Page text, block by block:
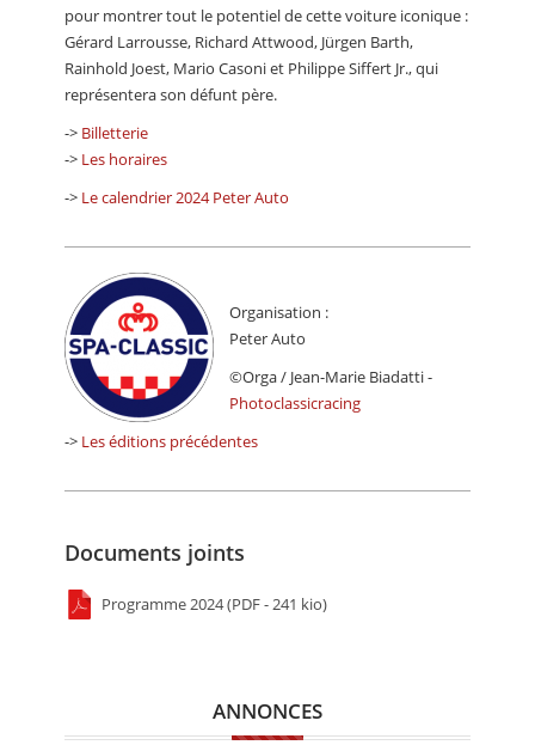
pour montrer tout le potentiel de cette voiture iconique :
Gérard Larrousse, Richard Attwood, Jürgen Barth,
Rainhold Joest, Mario Casoni et Philippe Siffert Jr., qui
représentera son défunt père.
-> Billetterie
-> Les horaires
-> Le calendrier 2024 Peter Auto
Organisation :
Peter Auto
©Orga / Jean-Marie Biadatti -
Photoclassicracing
-> Les éditions précédentes
Documents joints
Programme 2024 (PDF - 241 kio)
ANNONCES